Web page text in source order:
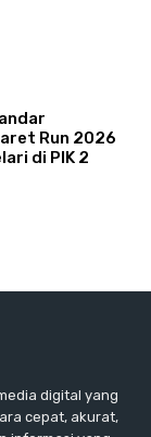
Run 2026
di PIK 2
digital yang
cepat, akurat,